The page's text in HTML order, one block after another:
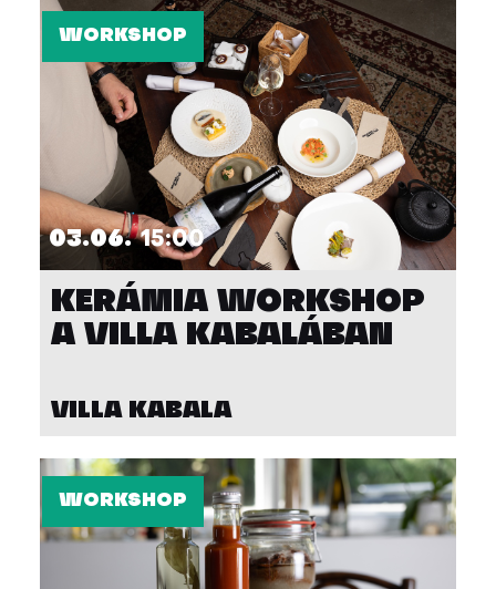
WORKSHOP
03.06. 15:00
KERÁMIA WORKSHOP
A VILLA KABALÁBAN
VILLA KABALA
WORKSHOP